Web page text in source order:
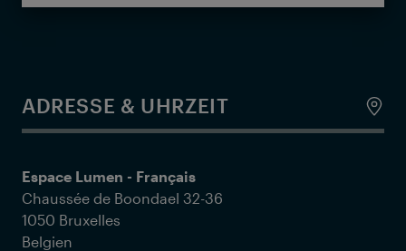
ADRESSE & UHRZEIT
Espace Lumen - Français
Chaussée de Boondael 32-36
1050 Bruxelles
Belgien